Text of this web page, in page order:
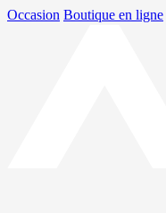
Occasion Boutique en ligne